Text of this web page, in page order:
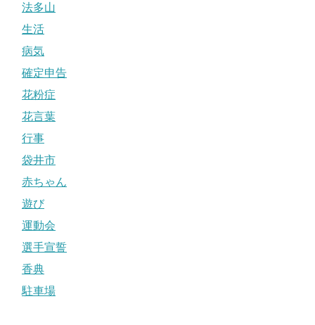
法多山
生活
病気
確定申告
花粉症
花言葉
行事
袋井市
赤ちゃん
遊び
運動会
選手宣誓
香典
駐車場